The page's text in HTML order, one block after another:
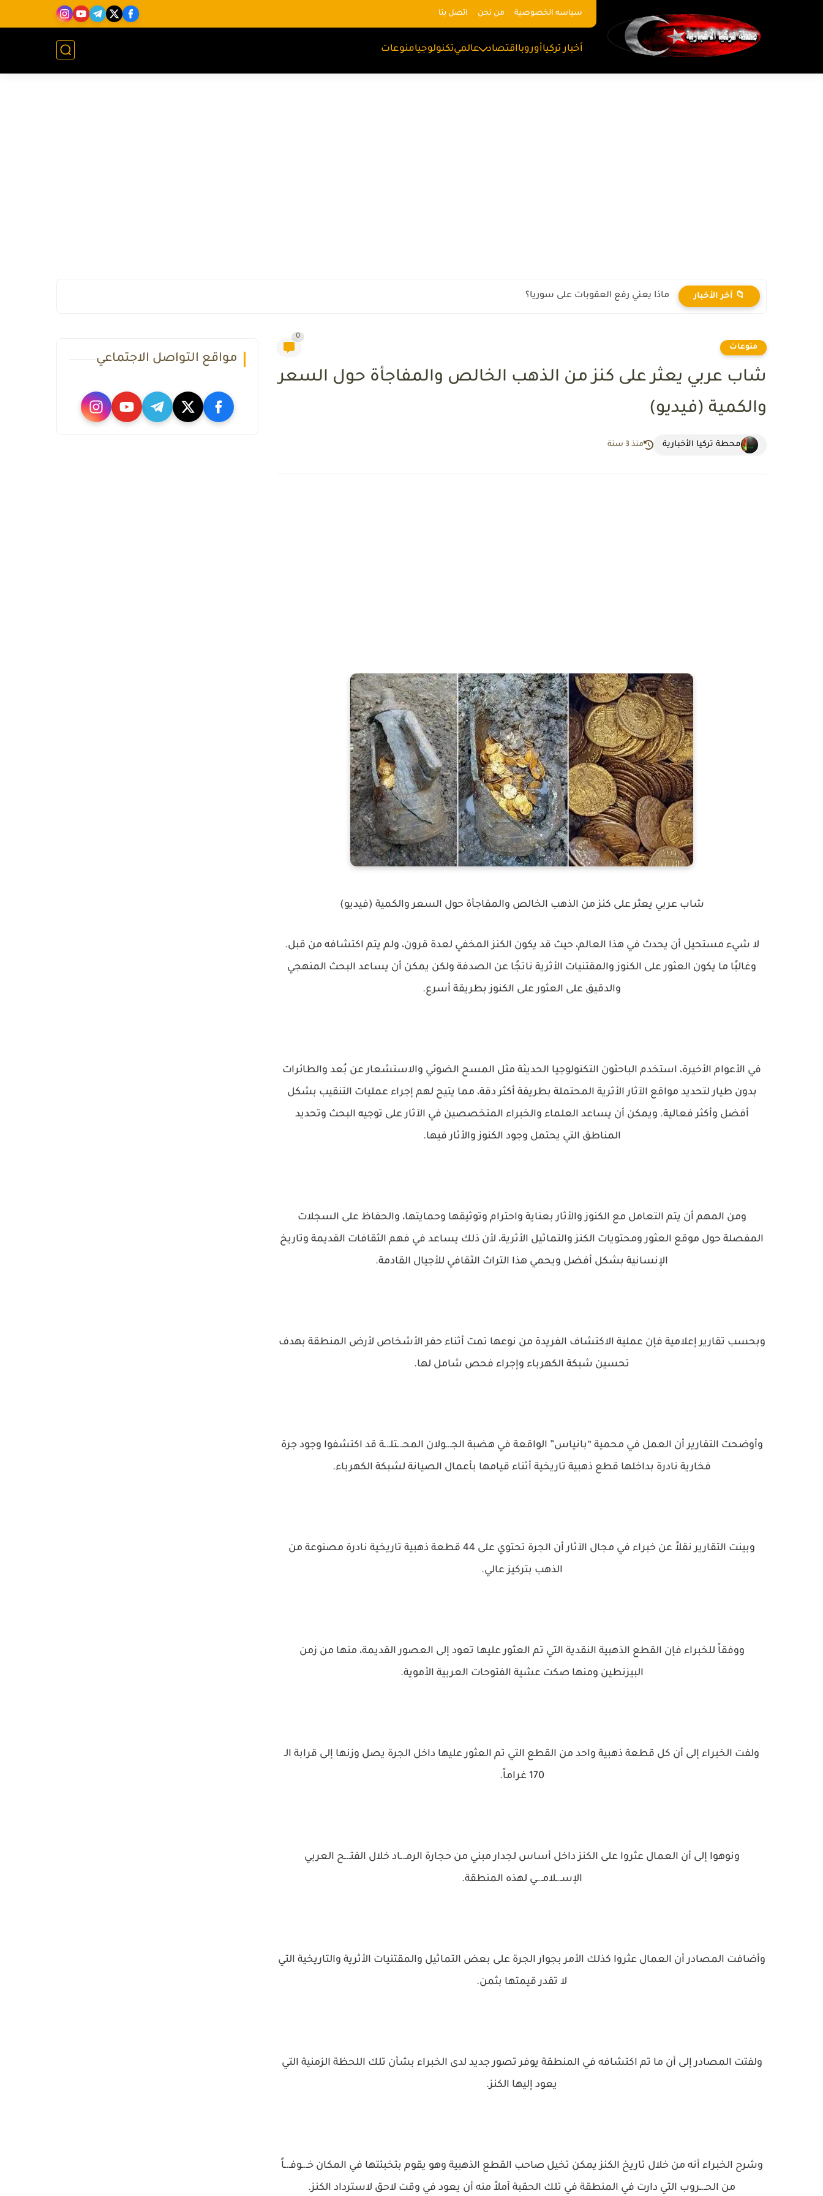
سياسه الخصوصية من نحن اتصل بنا
أخبار تركياأوروبااقتصاد عالميتكنولوجيامنوعات
📁 آخر الأخبار ماذا يعني رفع العقوبات على سوريا؟
منوعات
0
شاب عربي يعثر على كنز من الذهب الخالص والمفاجأة حول السعر
والكمية (فيديو)
محطة تركيا الأخبارية منذ 3 سنة
شاب عربي يعثر على كنز من الذهب الخالص والمفاجأة حول السعر والكمية (فيديو)
لا شيء مستحيل أن يحدث في هذا العالم، حيث قد يكون الكنز المخفي لعدة قرون، ولم يتم اكتشافه من قبل.
وغالبًا ما يكون العثور على الكنوز والمقتنيات الأثرية ناتجًا عن الصدفة ولكن يمكن أن يساعد البحث المنهجي
والدقيق على العثور على الكنوز بطريقة أسرع.
في الأعوام الأخيرة، استخدم الباحثون التكنولوجيا الحديثة مثل المسح الضوئي والاستشعار عن بُعد والطائرات
بدون طيار لتحديد مواقع الآثار الأثرية المحتملة بطريقة أكثر دقة، مما يتيح لهم إجراء عمليات التنقيب بشكل
أفضل وأكثر فعالية. ويمكن أن يساعد العلماء والخبراء المتخصصين في الآثار على توجيه البحث وتحديد
المناطق التي يحتمل وجود الكنوز والأثار فيها.
ومن المهم أن يتم التعامل مع الكنوز والأثار بعناية واحترام وتوثيقها وحمايتها، والحفاظ على السجلات
المفصلة حول موقع العثور ومحتويات الكنز والتماثيل الأثرية، لأن ذلك يساعد في فهم الثقافات القديمة وتاريخ
الإنسانية بشكل أفضل ويحمي هذا التراث الثقافي للأجيال القادمة.
وبحسب تقارير إعلامية فإن عملية الاكتشاف الفريدة من نوعها تمت أثناء حفر الأشخاص لأرض المنطقة بهدف
تحسين شبكة الكهرباء وإجراء فحص شامل لها.
وأوضحت التقارير أن العمل في محمية “بانياس” الواقعة في هضبة الجـ.ـولان المحـ.ـتلـ.ـة قد اكتشفوا وجود جرة
فخارية نادرة بداخلها قطع ذهبية تاريخية أثناء قيامها بأعمال الصيانة لشبكة الكهرباء.
وبينت التقارير نقلاً عن خبراء في مجال الآثار أن الجرة تحتوي على 44 قطعة ذهبية تاريخية نادرة مصنوعة من
الذهب بتركيز عالي.
ووفقاً للخبراء فإن القطع الذهبية النقدية التي تم العثور عليها تعود إلى العصور القديمة، منها من زمن
البيزنطين ومنها صكت عشية الفتوحات العربية الأموية.
ولفت الخبراء إلى أن كل قطعة ذهبية واحد من القطع التي تم العثور عليها داخل الجرة يصل وزنها إلى قرابة الـ
170 غراماً.
ونوهوا إلى أن العمال عثروا على الكنز داخل أساس لجدار مبني من حجارة الرمـ.ـاد خلال الفتـ.ـح العربي
الإسـ.ـلامـ.ـي لهذه المنطقة.
وأضافت المصادر أن العمال عثروا كذلك الأمر بجوار الجرة على بعض التماثيل والمقتنيات الأثرية والتاريخية التي
لا تقدر قيمتها بثمن.
ولفتت المصادر إلى أن ما تم اكتشافه في المنطقة يوفر تصور جديد لدى الخبراء بشأن تلك اللحظة الزمنية التي
يعود إليها الكنز.
وشرح الخبراء أنه من خلال تاريخ الكنز يمكن تخيل صاحب القطع الذهبية وهو يقوم بتخبئتها في المكان خـ.ـوفـ.ـاً
من الحـ.ـروب التي دارت في المنطقة في تلك الحقبة آملاً منه أن يعود في وقت لاحق لاسترداد الكنز.
مواقع التواصل الاجتماعي